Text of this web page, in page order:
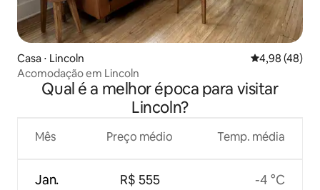
Casa ⋅ Lincoln 4,98 de uma
4,98 (48)
Acomodação em Lincoln
Qual é a melhor época para visitar
Lincoln?
Mês
Jan.
Preço médio
R$ 555
Temp. média
-4 °C